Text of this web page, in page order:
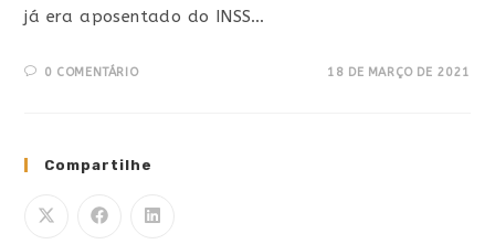
já era aposentado do INSS…
0 COMENTÁRIO 18 DE MARÇO DE 2021
Compartilhe